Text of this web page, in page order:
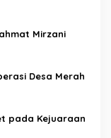
Mirzani
Desa Merah
pada Kejuaraan